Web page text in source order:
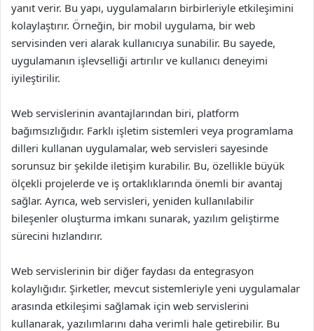
yanıt verir. Bu yapı, uygulamaların birbirleriyle etkileşimini
kolaylaştırır. Örneğin, bir mobil uygulama, bir web
servisinden veri alarak kullanıcıya sunabilir. Bu sayede,
uygulamanın işlevselliği artırılır ve kullanıcı deneyimi
iyileştirilir.
Web servislerinin avantajlarından biri, platform
bağımsızlığıdır. Farklı işletim sistemleri veya programlama
dilleri kullanan uygulamalar, web servisleri sayesinde
sorunsuz bir şekilde iletişim kurabilir. Bu, özellikle büyük
ölçekli projelerde ve iş ortaklıklarında önemli bir avantaj
sağlar. Ayrıca, web servisleri, yeniden kullanılabilir
bileşenler oluşturma imkanı sunarak, yazılım geliştirme
sürecini hızlandırır.
Web servislerinin bir diğer faydası da entegrasyon
kolaylığıdır. Şirketler, mevcut sistemleriyle yeni uygulamalar
arasında etkileşimi sağlamak için web servislerini
kullanarak, yazılımlarını daha verimli hale getirebilir. Bu